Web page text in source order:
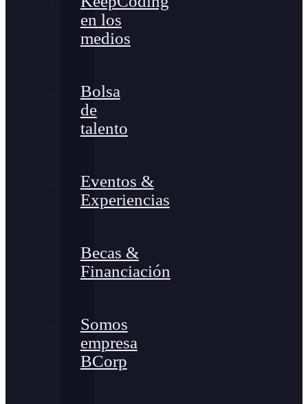
en los
medios
Bolsa
de
talento
Eventos &
Experiencias
Becas &
Financiación
Somos
empresa
BCorp